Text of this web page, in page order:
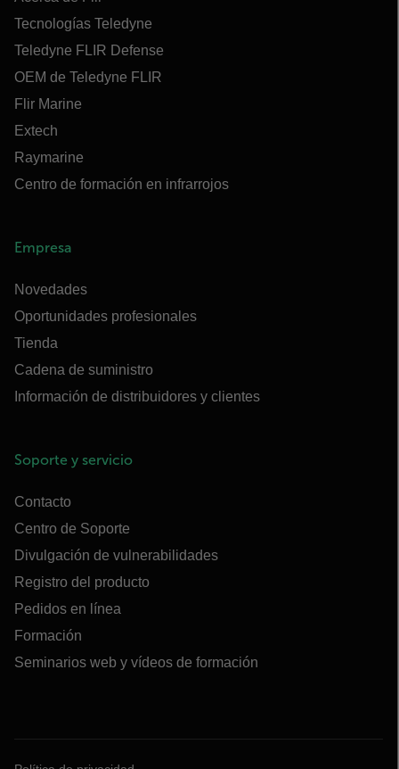
Tecnologías Teledyne
Teledyne FLIR Defense
OEM de Teledyne FLIR
Flir Marine
Extech
Raymarine
Centro de formación en infrarrojos
Empresa
Novedades
Oportunidades profesionales
Tienda
Cadena de suministro
Información de distribuidores y clientes
Soporte y servicio
Contacto
Centro de Soporte
Divulgación de vulnerabilidades
Registro del producto
Pedidos en línea
Formación
Seminarios web y vídeos de formación